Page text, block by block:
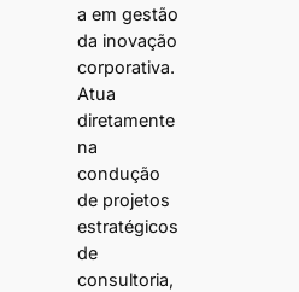
a em gestão
da inovação
corporativa.
Atua
diretamente
na
condução
de projetos
estratégicos
de
consultoria,